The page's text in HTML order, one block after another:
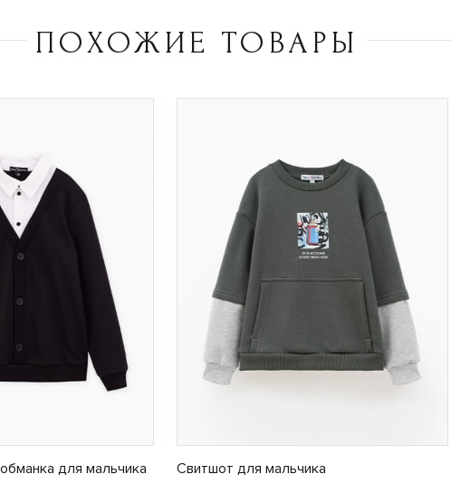
ПОХОЖИЕ ТОВАРЫ
для мальчика
Свитшот для мальчика